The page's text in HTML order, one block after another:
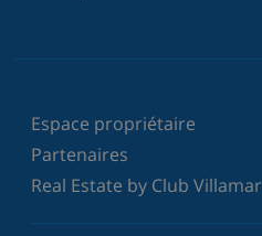
Espace propriétaire
Partenaires
Real Estate by Club Villamar